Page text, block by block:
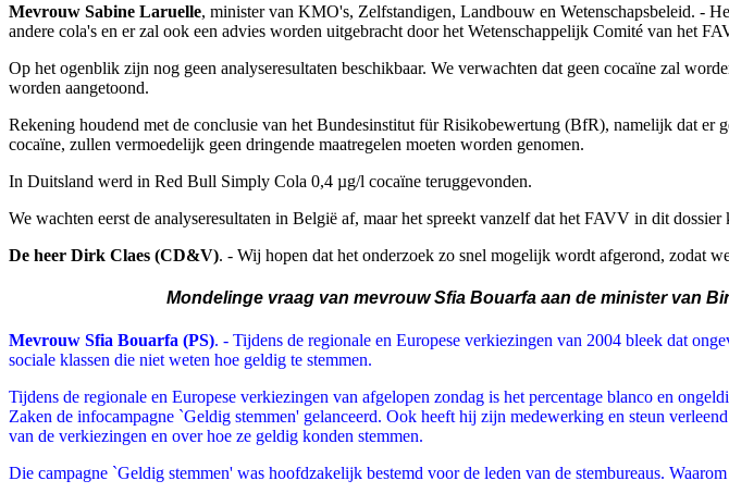
Mevrouw Sabine Laruelle, minister van KMO's, Zelfstandigen, Landbouw en Wetenschapsbeleid. -
andere cola's en er zal ook een advies worden uitgebracht door het Wetenschappelijk Comité van het
Op het ogenblik zijn nog geen analyseresultaten beschikbaar. We verwachten dat geen cocaïne zal
worden aangetoond.
Rekening houdend met de conclusie van het Bundesinstitut für Risikobewertung (BfR), namelijk dat
cocaïne, zullen vermoedelijk geen dringende maatregelen moeten worden genomen.
In Duitsland werd in Red Bull Simply Cola 0,4 µg/l cocaïne teruggevonden.
We wachten eerst de analyseresultaten in België af, maar het spreekt vanzelf dat het FAVV in dit
De heer Dirk Claes (CD&V). - Wij hopen dat het onderzoek zo snel mogelijk wordt afgerond, zodat
Mondelinge vraag van mevrouw Sfia Bouarfa aan de minister van
Mevrouw Sfia Bouarfa (PS). - Tijdens de regionale en Europese verkiezingen van 2004 bleek dat
sociale klassen die niet weten hoe geldig te stemmen.
Tijdens de regionale en Europese verkiezingen van afgelopen zondag is het percentage blanco en
Zaken de infocampagne `Geldig stemmen' gelanceerd. Ook heeft hij zijn medewerking en steun
van de verkiezingen en over hoe ze geldig konden stemmen.
Die campagne `Geldig stemmen' was hoofdzakelijk bestemd voor de leden van de stembureaus.